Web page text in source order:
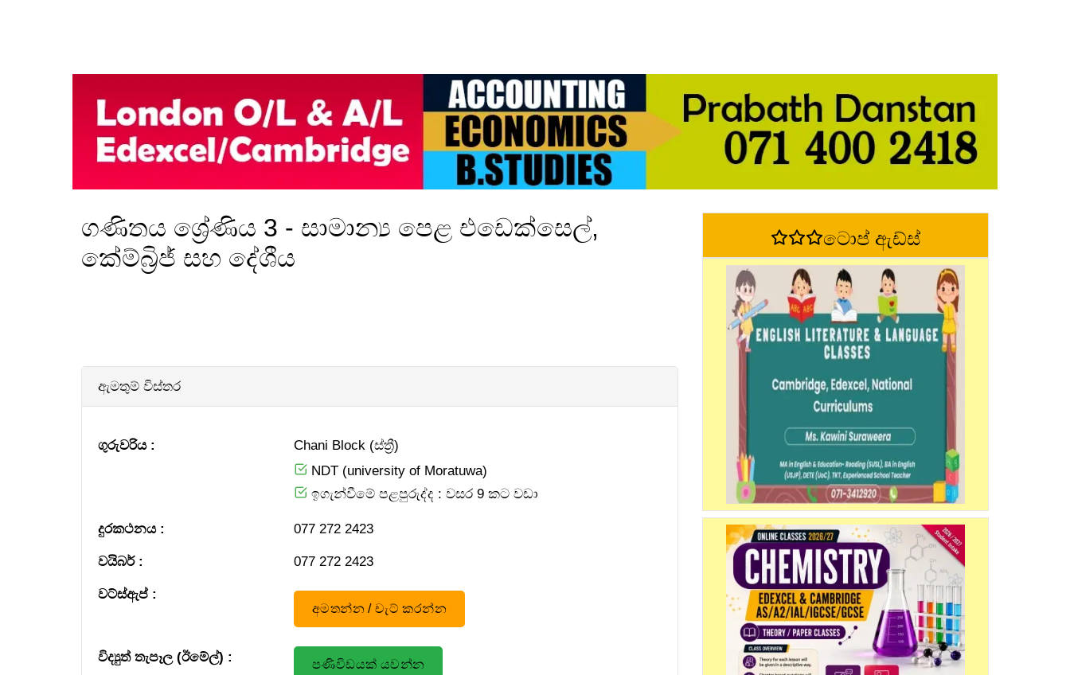
ගණිතය ශ්‍රේණිය 3 - සාමාන්‍ය පෙළ එඩෙක්සෙල්,
කේම්බ්‍රිජ් සහ දේශීය
ඇමතුම් විස්තර
ගුරුවරිය :
Chani Block (ස්ත්‍රී)
NDT (university of Moratuwa)
ඉගැන්වීමේ පළපුරුද්ද : වසර 9 කට වඩා
දුරකථනය : 0​ 7​ 7​ ​ 2​ 7​ 2​ ​ 2​ 4​ 2​ 3
වයිබර් : 0​ 7​ 7​ ​ 2​ 7​ 2​ ​ 2​ 4​ 2​ 3
වට්ස්ඇප් :
අමතන්න / චැට් කරන්න
විද්‍යුත් තැපෑල (ඊමේල්) : පණිවිඩයක් යවන්න
ටොප් ඇඩ්ස්